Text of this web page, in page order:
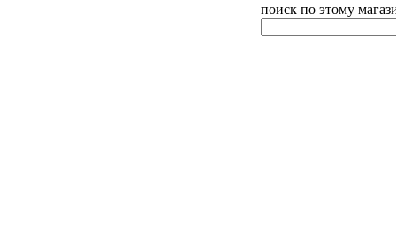
поиск по этому